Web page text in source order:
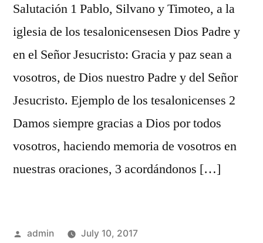
Salutación 1 Pablo, Silvano y Timoteo, a la
iglesia de los tesalonicensesen Dios Padre y
en el Señor Jesucristo: Gracia y paz sean a
vosotros, de Dios nuestro Padre y del Señor
Jesucristo. Ejemplo de los tesalonicenses 2
Damos siempre gracias a Dios por todos
vosotros, haciendo memoria de vosotros en
nuestras oraciones, 3 acordándonos […]
Posted
admin
July 10, 2017